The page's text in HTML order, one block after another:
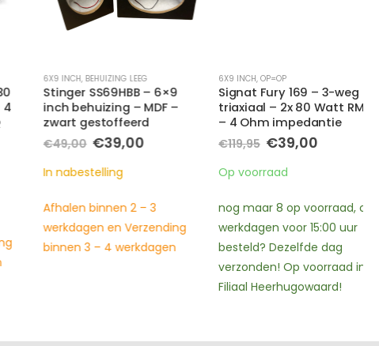
6X9 INCH,BEHUIZING LEEG
Stinger SS69HBB – 6×9
inch behuizing – MDF –
zwart gestoffeerd
49,00 Oorspronkelijke
was:
€49,00.
€ 39,00Huidige
In nabestelling
Afhalen binnen 2 – 3
werkdagen en Verzending
binnen 3 – 4 werkdagen
6X9 INCH,OP=OP
Signat Fury 169 – 3-weg
triaxiaal – 2x 80 Watt RMS
– 4 Ohm impedantie
119,95 Oorspronkelijke
was:
€ 39,00Huidige
Op voorraad
nog maar 8 op voorraad, op
werkdagen voor 15:00 uur
besteld? Dezelfde dag
verzonden! Op voorraad in
Filiaal Heerhugowaard!